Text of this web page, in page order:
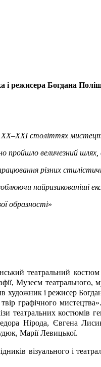
і режисера Богдана
століттях
пройшло величезний
різних
найризикованіші
образності»
театральний костюм
Музеєм театрального,
художник і режисер
графічного
театральних
Нірода, Євгена
Марії Левицької.
візуального і